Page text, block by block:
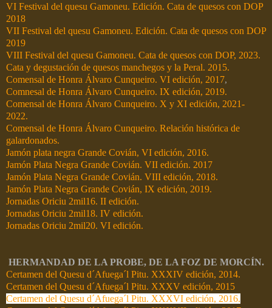
VI Festival del quesu Gamoneu. Edición. Cata de quesos con DOP
2018
VII Festival del quesu Gamoneu. Edición. Cata de quesos con DOP
2019
VIII Festival del quesu Gamoneu. Cata de quesos con DOP, 2023.
Cata y degustación de quesos manchegos y la Peral. 2015.
Comensal de Honra Álvaro Cunqueiro. VI edición, 2017,
Comnesal de Honra Álvaro Cunqueiro. IX edición, 2019.
Comensal de Honra Álvaro Cunqueiro. X y XI edición, 2021-
2022.
Comensal de Honra Álvaro Cunqueiro. Relación histórica de
galardonados.
Jamón plata negra Grande Covián, VI edición, 2016.
Jamón Plata Negra Grande Covián. VII edición. 2017
Jamón Plata Negra Grande Covián. VIII edición, 2018.
Jamón Plata Negra Grande Covián, IX edición, 2019.
Jornadas Oriciu 2mil16. II edición.
Jornadas Oriciu 2mil18. IV edición.
Jornadas Oriciu 2mil20. VI edición.
HERMANDAD DE LA PROBE, DE LA FOZ DE MORCÍN.
Certamen del Quesu d´Afuega´l Pitu. XXXIV edición, 2014.
Certamen del Quesu d´Afuega´l Pitu. XXXV edición, 2015
Certamen del Quesu d´Afuega´l Pitu. XXXVI edición, 2016.